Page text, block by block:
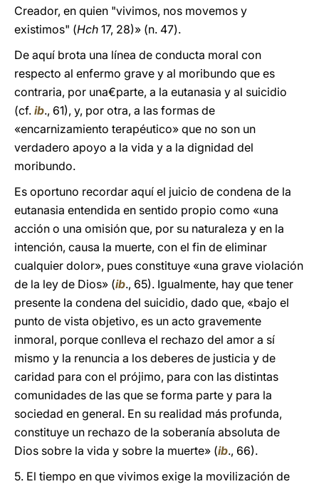
Creador, en quien "vivimos, nos movemos y
existimos" (Hch 17, 28)» (n. 47).
De aquí brota una línea de conducta moral con
respecto al enfermo grave y al moribundo que es
contraria, por una€parte, a la eutanasia y al suicidio
(cf. ib., 61), y, por otra, a las formas de
«encarnizamiento terapéutico» que no son un
verdadero apoyo a la vida y a la dignidad del
moribundo.
Es oportuno recordar aquí el juicio de condena de la
eutanasia entendida en sentido propio como «una
acción o una omisión que, por su naturaleza y en la
intención, causa la muerte, con el fin de eliminar
cualquier dolor», pues constituye «una grave violación
de la ley de Dios» (ib., 65). Igualmente, hay que tener
presente la condena del suicidio, dado que, «bajo el
punto de vista objetivo, es un acto gravemente
inmoral, porque conlleva el rechazo del amor a sí
mismo y la renuncia a los deberes de justicia y de
caridad para con el prójimo, para con las distintas
comunidades de las que se forma parte y para la
sociedad en general. En su realidad más profunda,
constituye un rechazo de la soberanía absoluta de
Dios sobre la vida y sobre la muerte» (ib., 66).
5. El tiempo en que vivimos exige la movilización de